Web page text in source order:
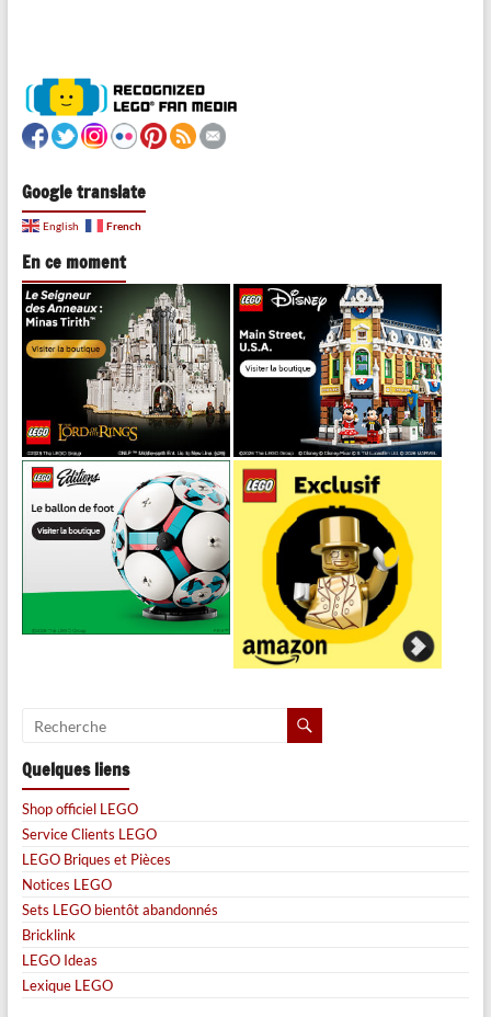
Google translate
English French
En ce moment
Quelques liens
Shop officiel LEGO
Service Clients LEGO
LEGO Briques et Pièces
Notices LEGO
Sets LEGO bientôt abandonnés
Bricklink
LEGO Ideas
Lexique LEGO